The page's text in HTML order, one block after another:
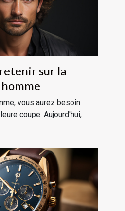
sur la
vous aurez besoin
coupe. Aujourd'hui,